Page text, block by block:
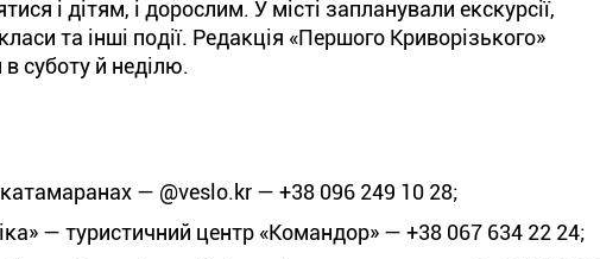
і дітям, і дорослим. У місті запланували екскурсії,
та інші події. Редакція «Першого Криворізького»
в суботу й неділю.
— @veslo.kr — +38 096 249 10 28;
— туристичний центр «Командор» — +38 067 634 22 24;